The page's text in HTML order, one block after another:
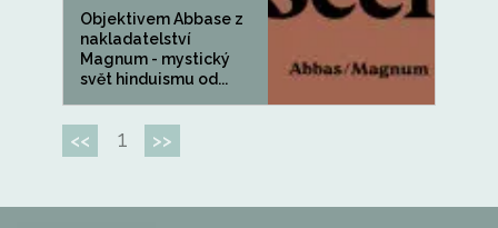
Objektivem Abbase z
nakladatelství
Magnum - mystický
svět hinduismu od...
<< 1 >>